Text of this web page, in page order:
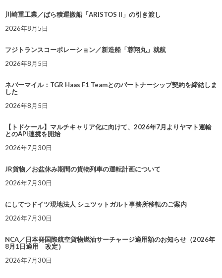
川崎重工業／ばら積運搬船「ARISTOS II」の引き渡し
2026年8月5日
フジトランスコーポレーション／新造船「蓉翔丸」就航
2026年8月5日
ネバーマイル：TGR Haas F1 Teamとのパートナーシップ契約を締結しま
した
2026年8月5日
【トドケール】マルチキャリア化に向けて、2026年7月よりヤマト運輸
とのAPI連携を開始
2026年7月30日
JR貨物／お盆休み期間の貨物列車の運転計画について
2026年7月30日
にしてつドイツ現地法人 シュツットガルト事務所移転のご案内
2026年7月30日
NCA／日本発国際航空貨物燃油サーチャージ適用額のお知らせ（2026年
8月1日適用 改定）
2026年7月30日